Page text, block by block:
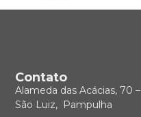
Contato
Alameda das Acácias, 70 –
São Luiz, Pampulha